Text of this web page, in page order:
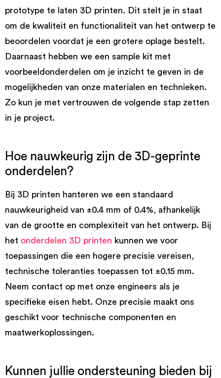
prototype te laten 3D printen. Dit stelt je in staat
om de kwaliteit en functionaliteit van het ontwerp te
beoordelen voordat je een grotere oplage bestelt.
Daarnaast hebben we een sample kit met
voorbeeldonderdelen om je inzicht te geven in de
mogelijkheden van onze materialen en technieken.
Zo kun je met vertrouwen de volgende stap zetten
in je project.
Hoe nauwkeurig zijn de 3D-geprinte
onderdelen?
Bij 3D printen hanteren we een standaard
nauwkeurigheid van ±0.4 mm of 0.4%, afhankelijk
van de grootte en complexiteit van het ontwerp. Bij
het onderdelen 3D printen kunnen we voor
toepassingen die een hogere precisie vereisen,
technische toleranties toepassen tot ±0.15 mm.
Neem contact op met onze engineers als je
specifieke eisen hebt. Onze precisie maakt ons
geschikt voor technische componenten en
maatwerkoplossingen.
Kunnen jullie ondersteuning bieden bij